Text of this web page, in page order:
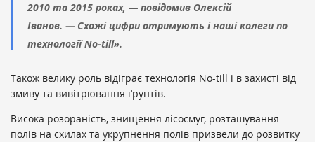
2010 та 2015 роках, — повідомив Олексій
Іванов. — Схожі цифри отримують і наші колеги по
технології No-till».
Також велику роль відіграє технологія No-till і в захисті від
змиву та вивітрювання ґрунтів.
Висока розораність, знищення лісосмуг, розташування
полів на схилах та укрупнення полів призвели до розвитку